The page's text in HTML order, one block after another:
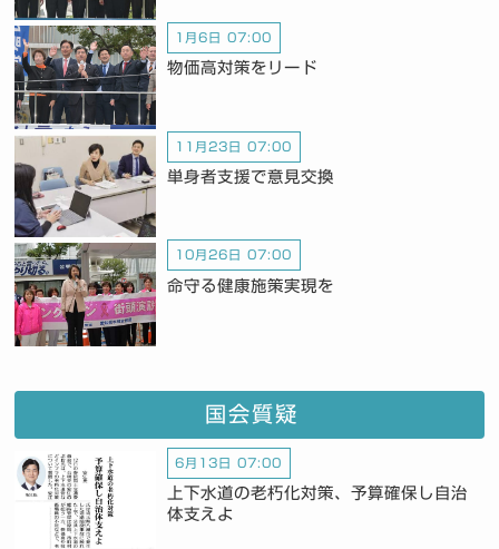
1月6日 07:00
物価高対策をリード
11月23日 07:00
単身者支援で意見交換
10月26日 07:00
命守る健康施策実現を
国会質疑
6月13日 07:00
上下水道の老朽化対策、予算確保し自治
体支えよ